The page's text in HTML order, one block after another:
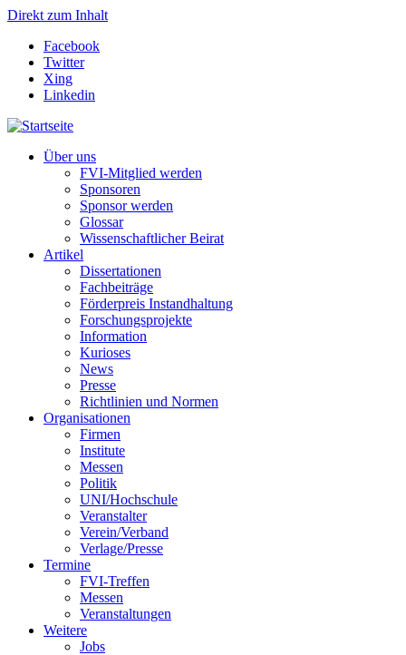
Direkt zum Inhalt
Facebook
Twitter
Xing
Linkedin
Über uns
FVI-Mitglied werden
Sponsoren
Sponsor werden
Glossar
Wissenschaftlicher Beirat
Artikel
Dissertationen
Fachbeiträge
Förderpreis Instandhaltung
Forschungsprojekte
Information
Kurioses
News
Presse
Richtlinien und Normen
Organisationen
Firmen
Institute
Messen
Politik
UNI/Hochschule
Veranstalter
Verein/Verband
Verlage/Presse
Termine
FVI-Treffen
Messen
Veranstaltungen
Weitere
Jobs